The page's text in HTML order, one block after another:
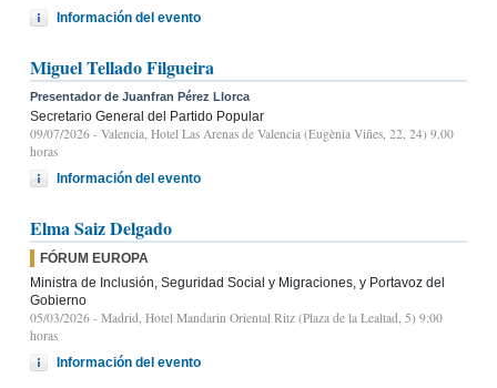
Información del evento
Miguel Tellado Filgueira
Presentador de Juanfran Pérez Llorca
Secretario General del Partido Popular
09/07/2026 - Valencia, Hotel Las Arenas de Valencia (Eugènia Viñes, 22, 24) 9.00
horas
Información del evento
Elma Saiz Delgado
FÓRUM EUROPA
Ministra de Inclusión, Seguridad Social y Migraciones, y Portavoz del
Gobierno
05/03/2026 - Madrid, Hotel Mandarin Oriental Ritz (Plaza de la Lealtad, 5) 9:00
horas
Información del evento